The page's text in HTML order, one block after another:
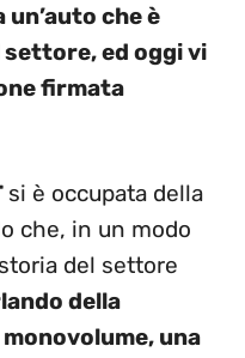
che è
ed oggi vi
firmata
si è occupata della
che, in un modo
del settore
della
una